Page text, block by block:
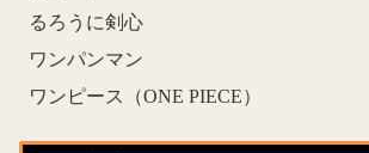
るろうに剣心
ワンパンマン
ワンピース（ONE PIECE）